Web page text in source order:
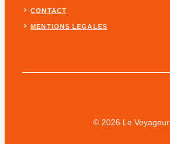
CONTACT
MENTIONS LEGALES
© 2026 Le Voyageur